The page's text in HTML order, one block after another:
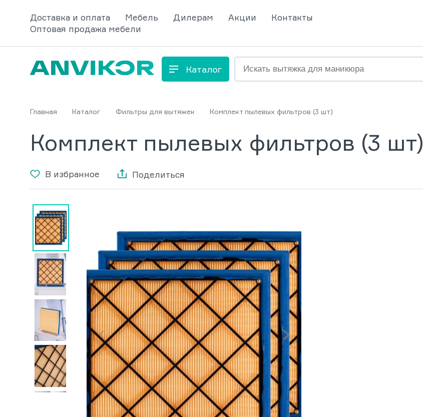
Доставка и оплата Мебель Дилерам Акции
Контакты
Оптовая продажа мебели
Каталог
Главная Каталог Фильтры для вытяжек Комплект пылевых фильтров (3 шт)
Комплект пылевых фильтров (3 шт)
В избранное Поделиться